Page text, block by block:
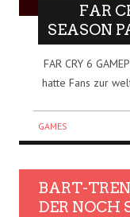
FAR
SEASON
FAR CRY 6
hatte Fans zur
GAMES
BART-
DER NOCH